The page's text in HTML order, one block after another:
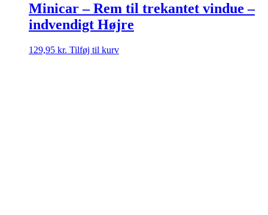
Minicar – Rem til trekantet vindue –
indvendigt Højre
129,95 kr. Tilføj til kurv